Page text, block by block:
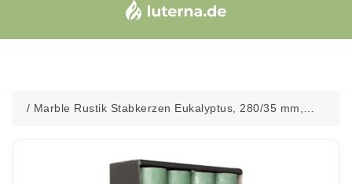
/ Marble Rustik Stabkerzen Eukalyptus, 280/35 mm,